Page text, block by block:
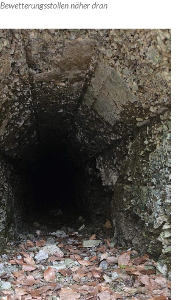
Bewetterungsstollen näher dran